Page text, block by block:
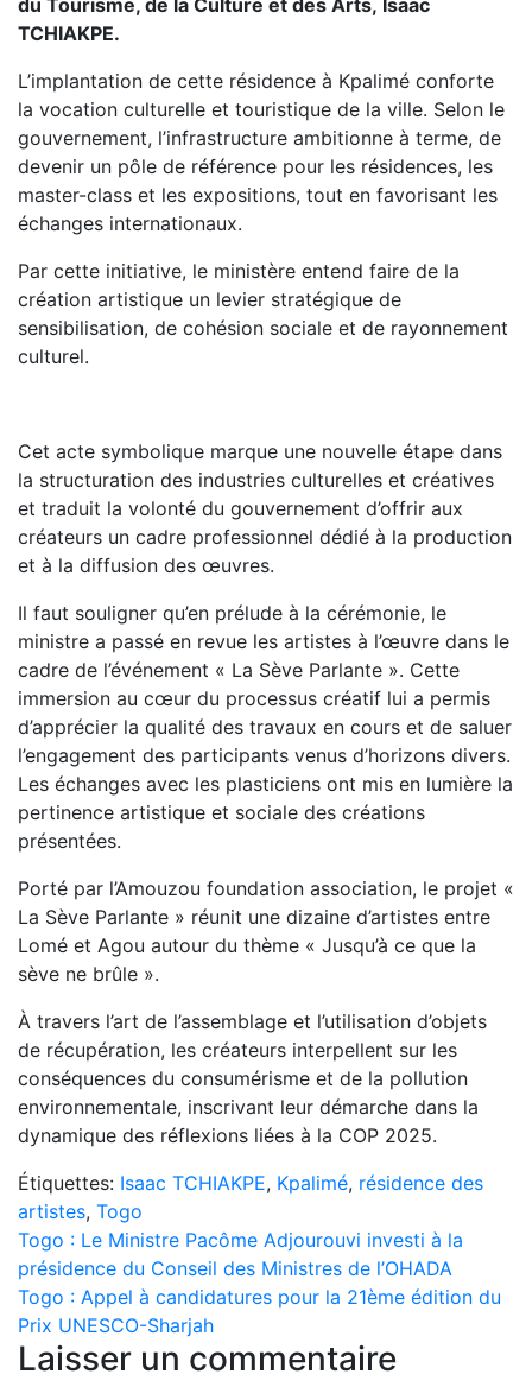
du Tourisme, de la Culture et des Arts, Isaac
TCHIAKPE.
L’implantation de cette résidence à Kpalimé conforte
la vocation culturelle et touristique de la ville. Selon le
gouvernement, l’infrastructure ambitionne à terme, de
devenir un pôle de référence pour les résidences, les
master-class et les expositions, tout en favorisant les
échanges internationaux.
Par cette initiative, le ministère entend faire de la
création artistique un levier stratégique de
sensibilisation, de cohésion sociale et de rayonnement
culturel.
Cet acte symbolique marque une nouvelle étape dans
la structuration des industries culturelles et créatives
et traduit la volonté du gouvernement d’offrir aux
créateurs un cadre professionnel dédié à la production
et à la diffusion des œuvres.
Il faut souligner qu’en prélude à la cérémonie, le
ministre a passé en revue les artistes à l’œuvre dans le
cadre de l’événement « La Sève Parlante ». Cette
immersion au cœur du processus créatif lui a permis
d’apprécier la qualité des travaux en cours et de saluer
l’engagement des participants venus d’horizons divers.
Les échanges avec les plasticiens ont mis en lumière la
pertinence artistique et sociale des créations
présentées.
Porté par l’Amouzou foundation association, le projet «
La Sève Parlante » réunit une dizaine d’artistes entre
Lomé et Agou autour du thème « Jusqu’à ce que la
sève ne brûle ».
À travers l’art de l’assemblage et l’utilisation d’objets
de récupération, les créateurs interpellent sur les
conséquences du consumérisme et de la pollution
environnementale, inscrivant leur démarche dans la
dynamique des réflexions liées à la COP 2025.
Étiquettes: Isaac TCHIAKPE, Kpalimé, résidence des
artistes, Togo
Navigation
de
l’article
Togo : Le Ministre Pacôme Adjourouvi investi à la
présidence du Conseil des Ministres de l’OHADA
Togo : Appel à candidatures pour la 21ème édition du
Prix UNESCO-Sharjah
Laisser un commentaire